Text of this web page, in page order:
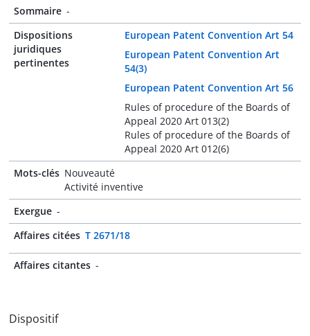
Sommaire -
Dispositions
juridiques
pertinentes
European Patent Convention Art 54
European Patent Convention Art
54(3)
European Patent Convention Art 56
Rules of procedure of the Boards of
Appeal 2020 Art 013(2)
Rules of procedure of the Boards of
Appeal 2020 Art 012(6)
Mots-clés Nouveauté
Activité inventive
Exergue -
Affaires citées T 2671/18
Affaires citantes -
Dispositif